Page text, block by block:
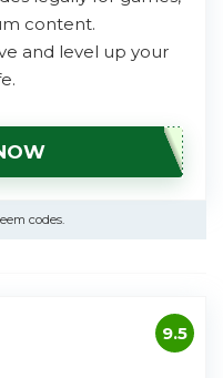
content.
and level up your
codes.
9.5